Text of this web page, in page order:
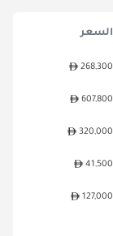
السعر
268,300
607,800
320,000
41,500
127,000